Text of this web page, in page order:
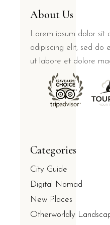
About Us
Lorem ipsum dolor sit
adipiscing elit, sed do
ut labore et dolore
Categories
City Guide
Digital Nomad
New Places
Otherworldly